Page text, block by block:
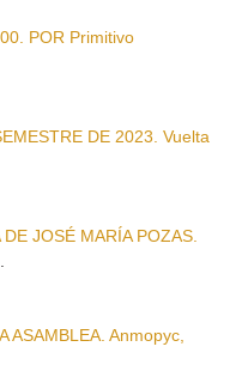
POR Primitivo
DE 2023. Vuelta
JOSÉ MARÍA POZAS.
ASAMBLEA. Anmopyc,